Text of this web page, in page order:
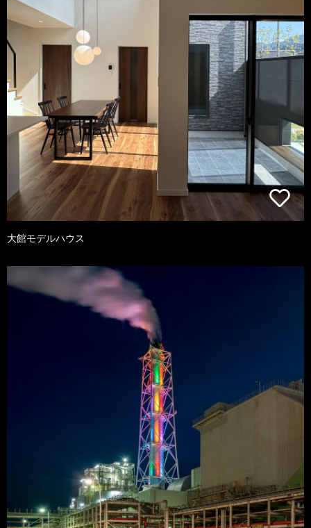
大館モデルハウス